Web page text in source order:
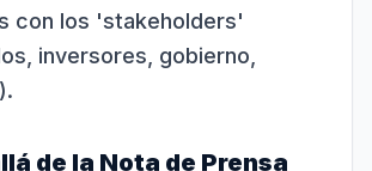
con los 'stakeholders'
inversores, gobierno,
de la Nota de Prensa